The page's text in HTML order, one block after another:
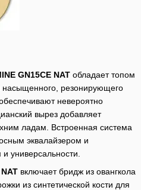
GN15CE NAT обладает топом
насыщенного, резонирующего
невероятно
вырез добавляет
ладам. Встроенная система
эквалайзером и
универсальности.
включает бридж из овангкола
из синтетической кости для